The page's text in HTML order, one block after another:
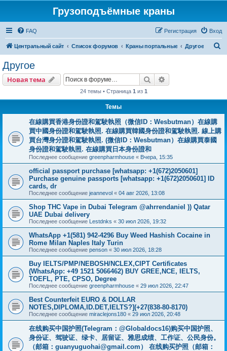
Грузоподъёмные краны
FAQ Вход
Регистрация
Центральный сайт Список форумов Краны портальные Другое
Другое
Новая тема Поиск
24 темы • Страница 1 из 1
Темы
在線購買香港身份證和駕駛執照（微信ID：Wesbutman）在線購
買中國身份證和駕駛執照. 在線購買韓國身份證和駕駛執照. 線上購
買台灣身分證和駕駛執照. (微信ID：Wesbutman）在線購買泰國
身份證和駕駛執照. 在線購買日本身份證和
Последнее сообщение greenpharmhouse « Вчера, 15:35
official passport purchase [whatsapp: +1(672)2050601]
Purchase genuine passports [whatsapp: +1(672)2050601] ID
cards, dr
Последнее сообщение jeannevol « 04 авг 2026, 13:08
Shop THC Vape in Dubai Telegram @ahrrendaniel )) Qatar
UAE Dubai delivery
Последнее сообщение Lestdnks « 30 июл 2026, 19:32
WhatsApp +1(581) 942-4296 Buy Weed Hashish Cocaine in
Rome Milan Naples Italy Turin
Последнее сообщение penson « 30 июл 2026, 18:28
Buy IELTS/PMP/NEBOSH/NCLEX,CIPT Certificates
(WhatsApp: +49 1521 5066462) BUY GREE,NCE, IELTS,
TOEFL, PTE, CPSO, Degree
Последнее сообщение greenpharmhouse « 29 июл 2026, 22:47
Best Counterfeit EURO & DOLLAR
NOTES,DIPLOMA,ID.DET,IELTS?](+27(838-80-8170)
Последнее сообщение miraclejons180 « 29 июл 2026, 20:48
在线购买中国护照(Telegram：@Globaldocs16)购买中国护照、
身份证、驾驶证、绿卡、居留证、雅思成绩、工作证、公民身份。
（邮箱： guanyuguohai@gmail.com ） 在线购买护照（邮箱：